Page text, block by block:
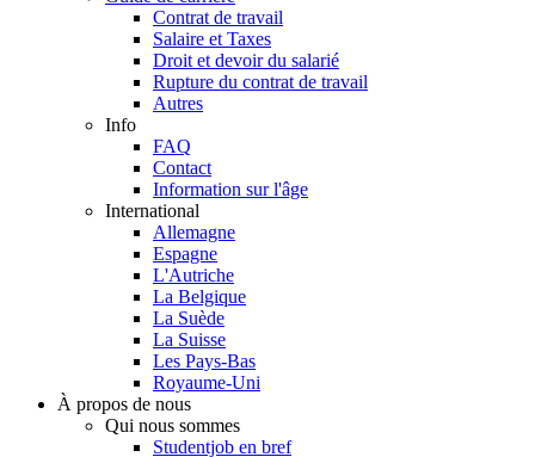
Contrat de travail
Salaire et Taxes
Droit et devoir du salarié
Rupture du contrat de travail
Autres
Info
FAQ
Contact
Information sur l'âge
International
Allemagne
Espagne
L'Autriche
La Belgique
La Suède
La Suisse
Les Pays-Bas
Royaume-Uni
À propos de nous
Qui nous sommes
Studentjob en bref